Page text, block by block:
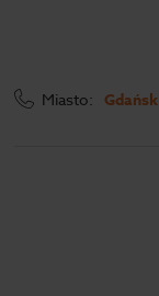
Miasto: Gdańsk